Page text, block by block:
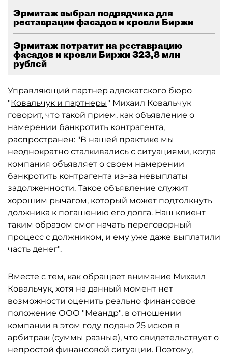
Эрмитаж выбрал подрядчика для
реставрации фасадов и кровли Биржи
Эрмитаж потратит на реставрацию
фасадов и кровли Биржи 323,8 млн
рублей
Управляющий партнер адвокатского бюро
"Ковальчук и партнеры" Михаил Ковальчук
говорит, что такой прием, как объявление о
намерении банкротить контрагента,
распространен: "В нашей практике мы
неоднократно сталкивались с ситуациями, когда
компания объявляет о своем намерении
банкротить контрагента из–за невыплаты
задолженности. Такое объявление служит
хорошим рычагом, который может подтолкнуть
должника к погашению его долга. Наш клиент
таким образом смог начать переговорный
процесс с должником, и ему уже даже выплатили
часть денег".
Вместе с тем, как обращает внимание Михаил
Ковальчук, хотя на данный момент нет
возможности оценить реально финансовое
положение ООО "Меандр", в отношении
компании в этом году подано 25 исков в
арбитраж (суммы разные), что свидетельствует о
непростой финансовой ситуации. Поэтому,